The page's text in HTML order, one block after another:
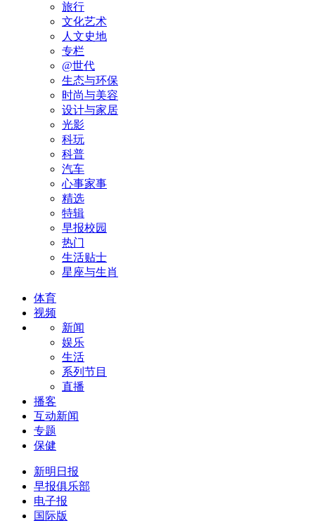
旅行
文化艺术
人文史地
专栏
@世代
生态与环保
时尚与美容
设计与家居
光影
科玩
科普
汽车
心事家事
精选
特辑
早报校园
热门
生活贴士
星座与生肖
体育
视频
新闻
娱乐
生活
系列节目
直播
播客
互动新闻
专题
保健
新明日报
早报俱乐部
电子报
国际版